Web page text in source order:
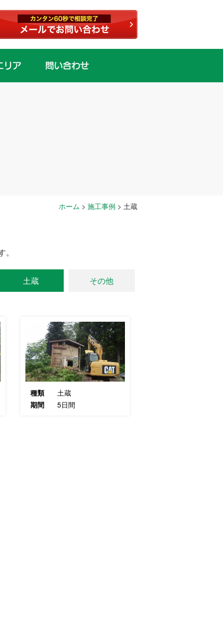
ホーム > 施工事例 > 土蔵
土蔵 その他
種類
土蔵
期間
5日間